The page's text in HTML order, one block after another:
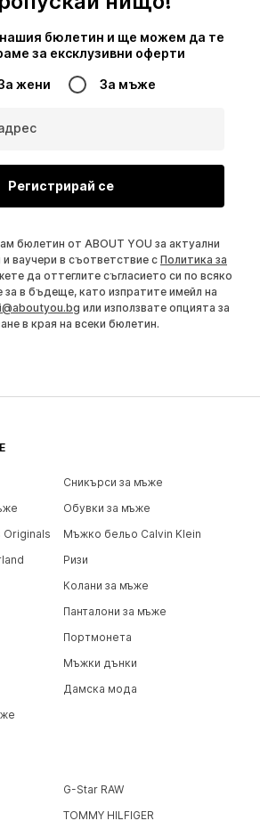
нашия бюлетин и ще можем да те
за ексклузивни оферти
жени За мъже
Регистрирай се
бюлетин от ABOUT YOU за актуални
ваучери в съответствие с Политика за
да оттеглите съгласието си по всяко
за в бъдеще, като изпратите имейл на
или използвате опцията за
в края на всеки бюлетин.
Сникърси за мъже
Обувки за мъже
Мъжко бельо Calvin Klein
Ризи
Колани за мъже
Панталони за мъже
Портмонета
Мъжки дънки
Дамска мода
G-Star RAW
TOMMY HILFIGER